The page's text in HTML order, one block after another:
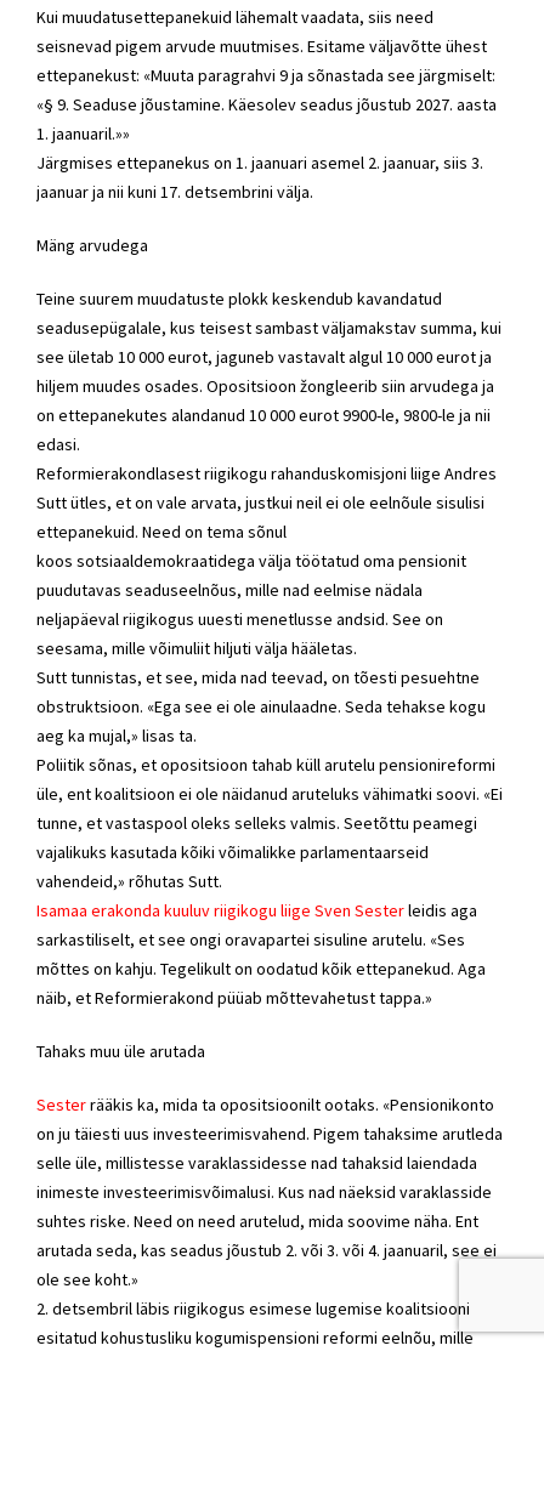
Kui muudatusettepanekuid lähemalt vaadata, siis need
seisnevad pigem arvude muutmises. Esitame väljavõtte ühest
ettepanekust: «Muuta paragrahvi 9 ja sõnastada see järgmiselt:
«§ 9. Seaduse jõustamine. Käesolev seadus jõustub 2027. aasta
1. jaanuaril.»»
Järgmises ettepanekus on 1. jaanuari asemel 2. jaanuar, siis 3.
jaanuar ja nii kuni 17. detsembrini välja.
Mäng arvudega
Teine suurem muudatuste plokk keskendub kavandatud
seadusepügalale, kus teisest sambast väljamakstav summa, kui
see ületab 10 000 eurot, jaguneb vastavalt algul 10 000 eurot ja
hiljem muudes osades. Opositsioon žongleerib siin arvudega ja
on ettepanekutes alandanud 10 000 eurot 9900-le, 9800-le ja nii
edasi.
Reformierakondlasest riigikogu rahanduskomisjoni liige Andres
Sutt ütles, et on vale arvata, justkui neil ei ole eelnõule sisulisi
ettepanekuid. Need on tema sõnul
koos sotsiaaldemokraatidega välja töötatud oma pensionit
puudutavas seaduseelnõus, mille nad eelmise nädala
neljapäeval riigikogus uuesti menetlusse andsid. See on
seesama, mille võimuliit hiljuti välja hääletas.
Sutt tunnistas, et see, mida nad teevad, on tõesti pesuehtne
obstruktsioon. «Ega see ei ole ainulaadne. Seda tehakse kogu
aeg ka mujal,» lisas ta.
Poliitik sõnas, et opositsioon tahab küll arutelu pensionireformi
üle, ent koalitsioon ei ole näidanud aruteluks vähimatki soovi. «Ei
tunne, et vastaspool oleks selleks valmis. Seetõttu peamegi
vajalikuks kasutada kõiki võimalikke parlamentaarseid
vahendeid,» rõhutas Sutt.
Isamaa erakonda kuuluv riigikogu liige Sven Sesterleidis aga
sarkastiliselt, et see ongi oravapartei sisuline arutelu. «Ses
mõttes on kahju. Tegelikult on oodatud kõik ettepanekud. Aga
näib, et Reformierakond püüab mõttevahetust tappa.»
Tahaks muu üle arutada
Sesterrääkis ka, mida ta opositsioonilt ootaks. «Pensionikonto
on ju täiesti uus investeerimisvahend. Pigem tahaksime arutleda
selle üle, millistesse varaklassidesse nad tahaksid laiendada
inimeste investeerimisvõimalusi. Kus nad näeksid varaklasside
suhtes riske. Need on need arutelud, mida soovime näha. Ent
arutada seda, kas seadus jõustub 2. või 3. või 4. jaanuaril, see ei
ole see koht.»
2. detsembril läbis riigikogus esimese lugemise koalitsiooni
esitatud kohustusliku kogumispensioni reformi eelnõu, mille